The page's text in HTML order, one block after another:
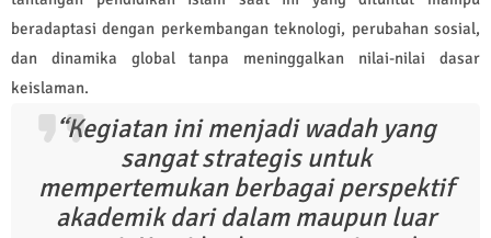
beradaptasi dengan perkembangan teknologi, perubahan sosial,
dan dinamika global tanpa meninggalkan nilai-nilai dasar
keislaman.
“Kegiatan ini menjadi wadah yang
sangat strategis untuk
mempertemukan berbagai perspektif
akademik dari dalam maupun luar